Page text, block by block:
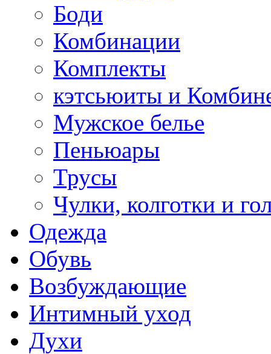
Боди
Комбинации
Комплекты
кэтсьюиты и
Мужское белье
Пеньюары
Трусы
Чулки, колготки и
Одежда
Обувь
Возбуждающие
Интимный уход
Духи